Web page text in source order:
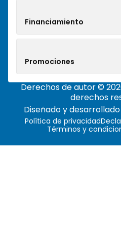
Financiamiento
Promociones
Derechos de autor ©
derechos
Diseñado y
Política de privacidad
Términos y